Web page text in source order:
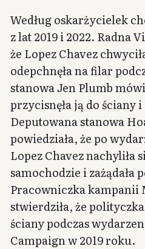
Według oskarżycielek
z lat 2019 i 2022. Radna
że Lopez Chavez
odepchnęła na filar
stanowa Jen Plumb
przycisnęła ją do ściany
Deputowana stanowa
powiedziała, że po
Lopez Chavez nachyliła
samochodzie i zażądała
Pracowniczka kampanii
stwierdziła, że
ściany podczas
Campaign w 2019 roku.